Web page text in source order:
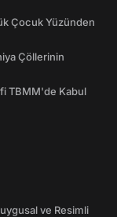
Çocuk Yüzünden
Çöllerinin
TBMM'de Kabul
ve Resimli